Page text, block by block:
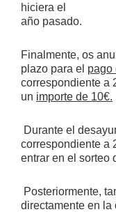
hiciera el
año pasado.
Finalmente, os
plazo para el pago
correspondiente a
un importe de 10€.
Durante el
correspondiente a
entrar en el sorteo
Posteriormente,
directamente en